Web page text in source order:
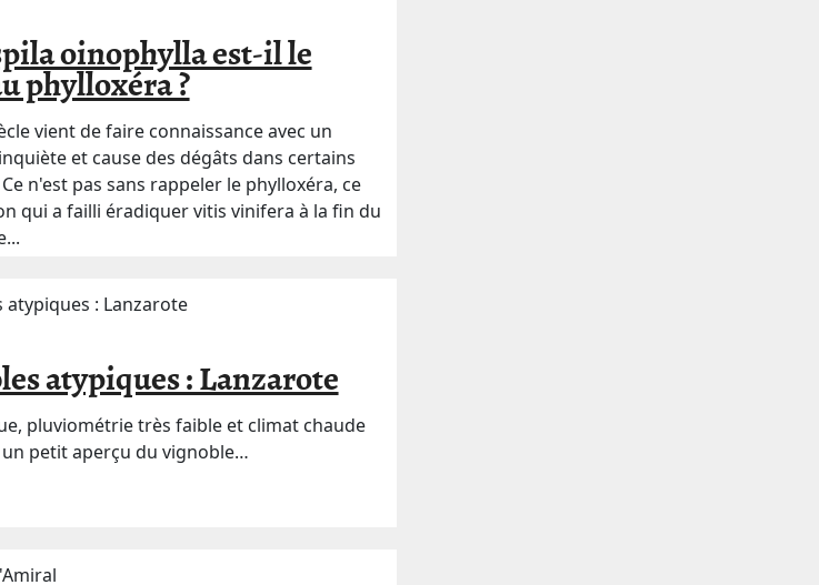
oinophylla est-il le
phylloxéra ?
vient de faire connaissance avec un
et cause des dégâts dans certains
n'est pas sans rappeler le phylloxéra, ce
qui a failli éradiquer vitis vinifera à la fin du
atypiques : Lanzarote
pluviométrie très faible et climat chaude
un petit aperçu du vignoble…